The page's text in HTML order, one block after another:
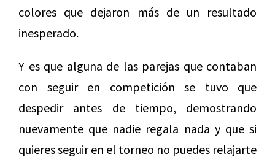
colores que dejaron más de un resultado
inesperado.
Y es que alguna de las parejas que contaban
con seguir en competición se tuvo que
despedir antes de tiempo, demostrando
nuevamente que nadie regala nada y que si
quieres seguir en el torneo no puedes relajarte